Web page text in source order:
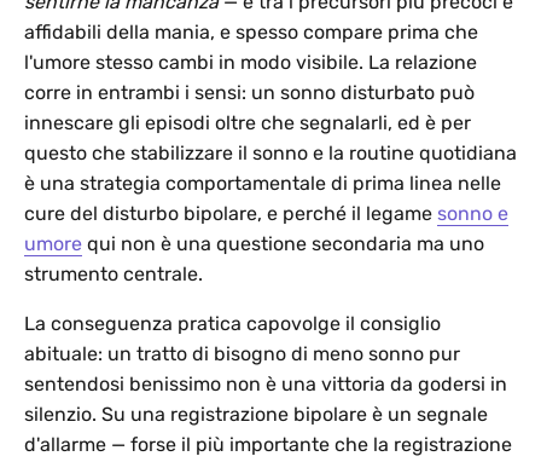
affidabili della mania, e spesso compare prima che
l'umore stesso cambi in modo visibile. La relazione
corre in entrambi i sensi: un sonno disturbato può
innescare gli episodi oltre che segnalarli, ed è per
questo che stabilizzare il sonno e la routine quotidiana
è una strategia comportamentale di prima linea nelle
cure del disturbo bipolare, e perché il legame sonno e
umore qui non è una questione secondaria ma uno
strumento centrale.
La conseguenza pratica capovolge il consiglio
abituale: un tratto di bisogno di meno sonno pur
sentendosi benissimo non è una vittoria da godersi in
silenzio. Su una registrazione bipolare è un segnale
d'allarme — forse il più importante che la registrazione